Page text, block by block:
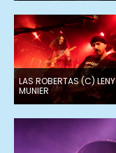
LAS ROBERTAS (C) LENY
MUNIER